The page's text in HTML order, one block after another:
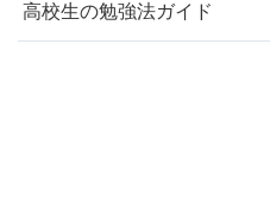
高校生の勉強法ガイド